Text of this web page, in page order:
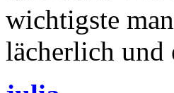
wichtigste
lächerlich und